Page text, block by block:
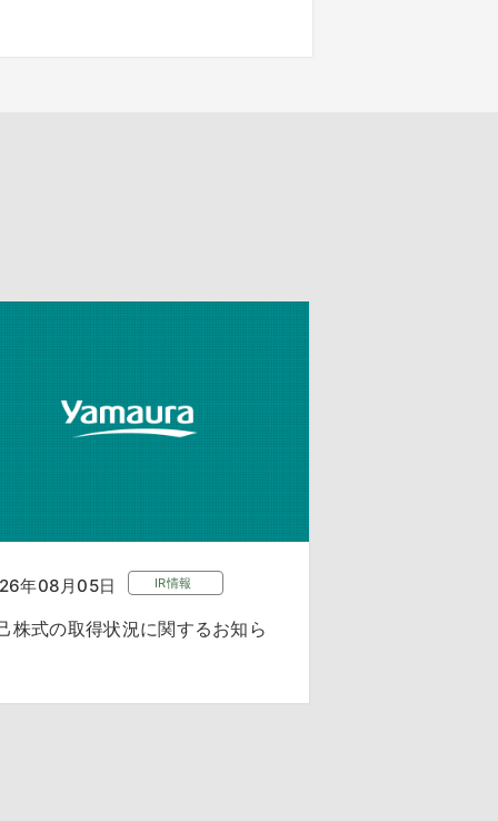
年08月05日 IR情報
株式の取得状況に関するお知ら